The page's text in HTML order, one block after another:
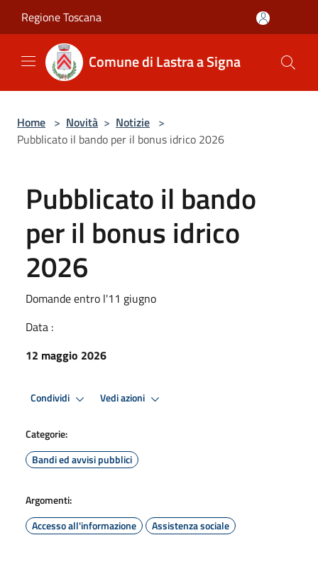
Regione Toscana
Comune di Lastra a Signa
Home > Novità > Notizie >
Pubblicato il bando per il bonus idrico 2026
Pubblicato il bando
per il bonus idrico
2026
Domande entro l'11 giugno
Data :
12 maggio 2026
Condividi Vedi azioni
Categorie:
Bandi ed avvisi pubblici
Argomenti:
Accesso all'informazione
Assistenza sociale